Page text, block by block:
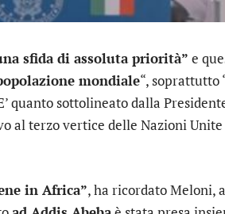
sfida di assoluta priorità” e
mondiale“, soprattutto
quanto sottolineato dalla
al terzo vertice delle Nazioni Unite
in Africa”, ha ricordato Meloni,